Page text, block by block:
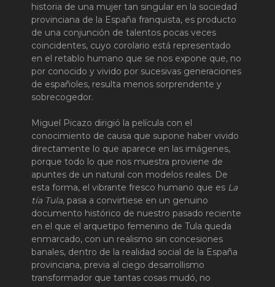
historia de una mujer tan singular en la sociedad
provinciana de la España franquista, es producto
de una conjunción de talentos pocas veces
coincidentes, cuyo corolario está representado
en el retablo humano que se nos expone que, no
por conocido y vivido por sucesivas generaciones
de españoles, resulta menos sorprendente y
sobrecogedor.
Miguel Picazo dirigió la película con el
conocimiento de causa que supone haber vivido
directamente lo que aparece en las imágenes,
porque todo lo que nos muestra proviene de
apuntes de un natural con modelos reales. De
esta forma, el vibrante fresco humano que es La
tía Tula, pasa a convirtiese en un genuino
documento histórico de nuestro pasado reciente
en el que el arquetipo femenino de Tula queda
enmarcado, con un realismo sin concesiones
banales, dentro de la realidad social de la España
provinciana, previa al ciego desarrollismo
transformador que tantas cosas mudó, no